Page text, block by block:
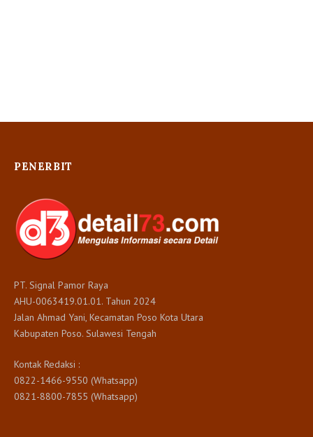
PENERBIT
PT. Signal Pamor Raya
AHU-0063419.01.01. Tahun 2024
Jalan Ahmad Yani, Kecamatan Poso Kota Utara
Kabupaten Poso. Sulawesi Tengah
Kontak Redaksi :
0822-1466-9550 (Whatsapp)
0821-8800-7855 (Whatsapp)